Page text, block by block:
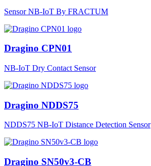
Sensor NB-IoT By FRACTUM
Dragino CPN01
NB-IoT Dry Contact Sensor
Dragino NDDS75
NDDS75 NB-IoT Distance Detection Sensor
Dragino SN50v3-CB